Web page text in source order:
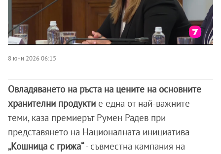
8 юни 2026 06:15
Овладяването на ръста на цените на основните
хранителни продукти е една от най-важните
теми, каза премиерът Румен Радев при
представянето на Националната инициатива
„Кошница с грижа“- съвместна кампания на